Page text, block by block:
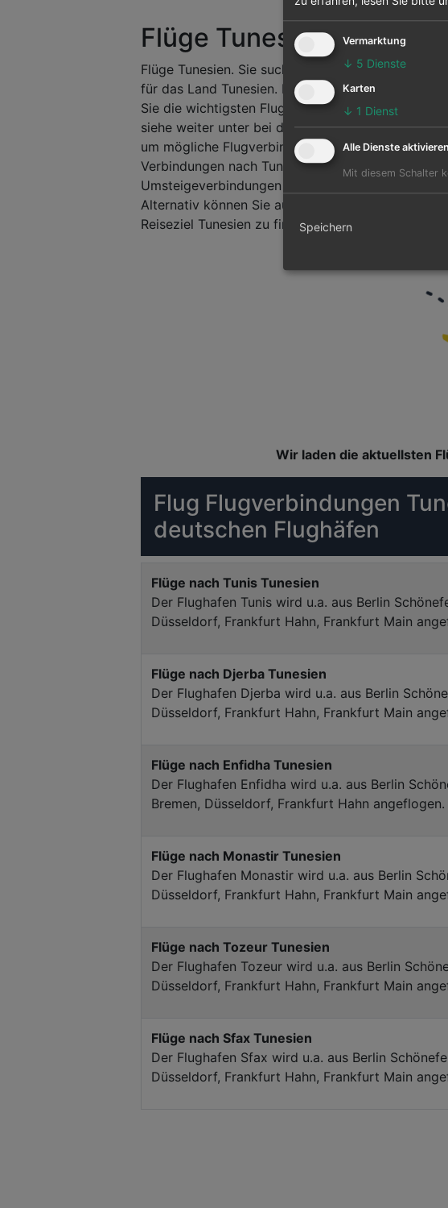
Flüge Tunesien
Flüge Tunesien. Sie suchen nach
für das Land Tunesien. Bei Fluggesellschaft.de
Sie die wichtigsten Flugverbindung ab deutschen
siehe weiter unter bei den Flugverbindungen.
um mögliche Flugverbindungen ab Ihrem
Verbindungen nach Tunesien werden Ihnen auch
Umsteigeverbindungen mit möglichst wenigen
Alternativ können Sie auch unsere
Reiseziel Tunesien zu finden.
Wir laden die aktuellsten
Flug Flugverbindungen
deutschen Flughäfen
Flüge nach Tunis Tunesien
Der Flughafen Tunis wird u.a. aus Berlin
Düsseldorf, Frankfurt Hahn, Frankfurt Main
Flüge nach Djerba Tunesien
Der Flughafen Djerba wird u.a. aus Berlin
Düsseldorf, Frankfurt Hahn, Frankfurt Main
Flüge nach Enfidha Tunesien
Der Flughafen Enfidha wird u.a. aus Berlin
Bremen, Düsseldorf, Frankfurt Hahn angeflogen.
Flüge nach Monastir Tunesien
Der Flughafen Monastir wird u.a. aus Berlin
Düsseldorf, Frankfurt Hahn, Frankfurt Main
Flüge nach Tozeur Tunesien
Der Flughafen Tozeur wird u.a. aus Berlin
Düsseldorf, Frankfurt Hahn, Frankfurt Main
Flüge nach Sfax Tunesien
Der Flughafen Sfax wird u.a. aus Berlin
Düsseldorf, Frankfurt Hahn, Frankfurt Main
Vermarktung
↓ 5 Dienste
Karten
↓ 1 Dienst
Alle Dienste
Mit diesem Schalter
Speichern